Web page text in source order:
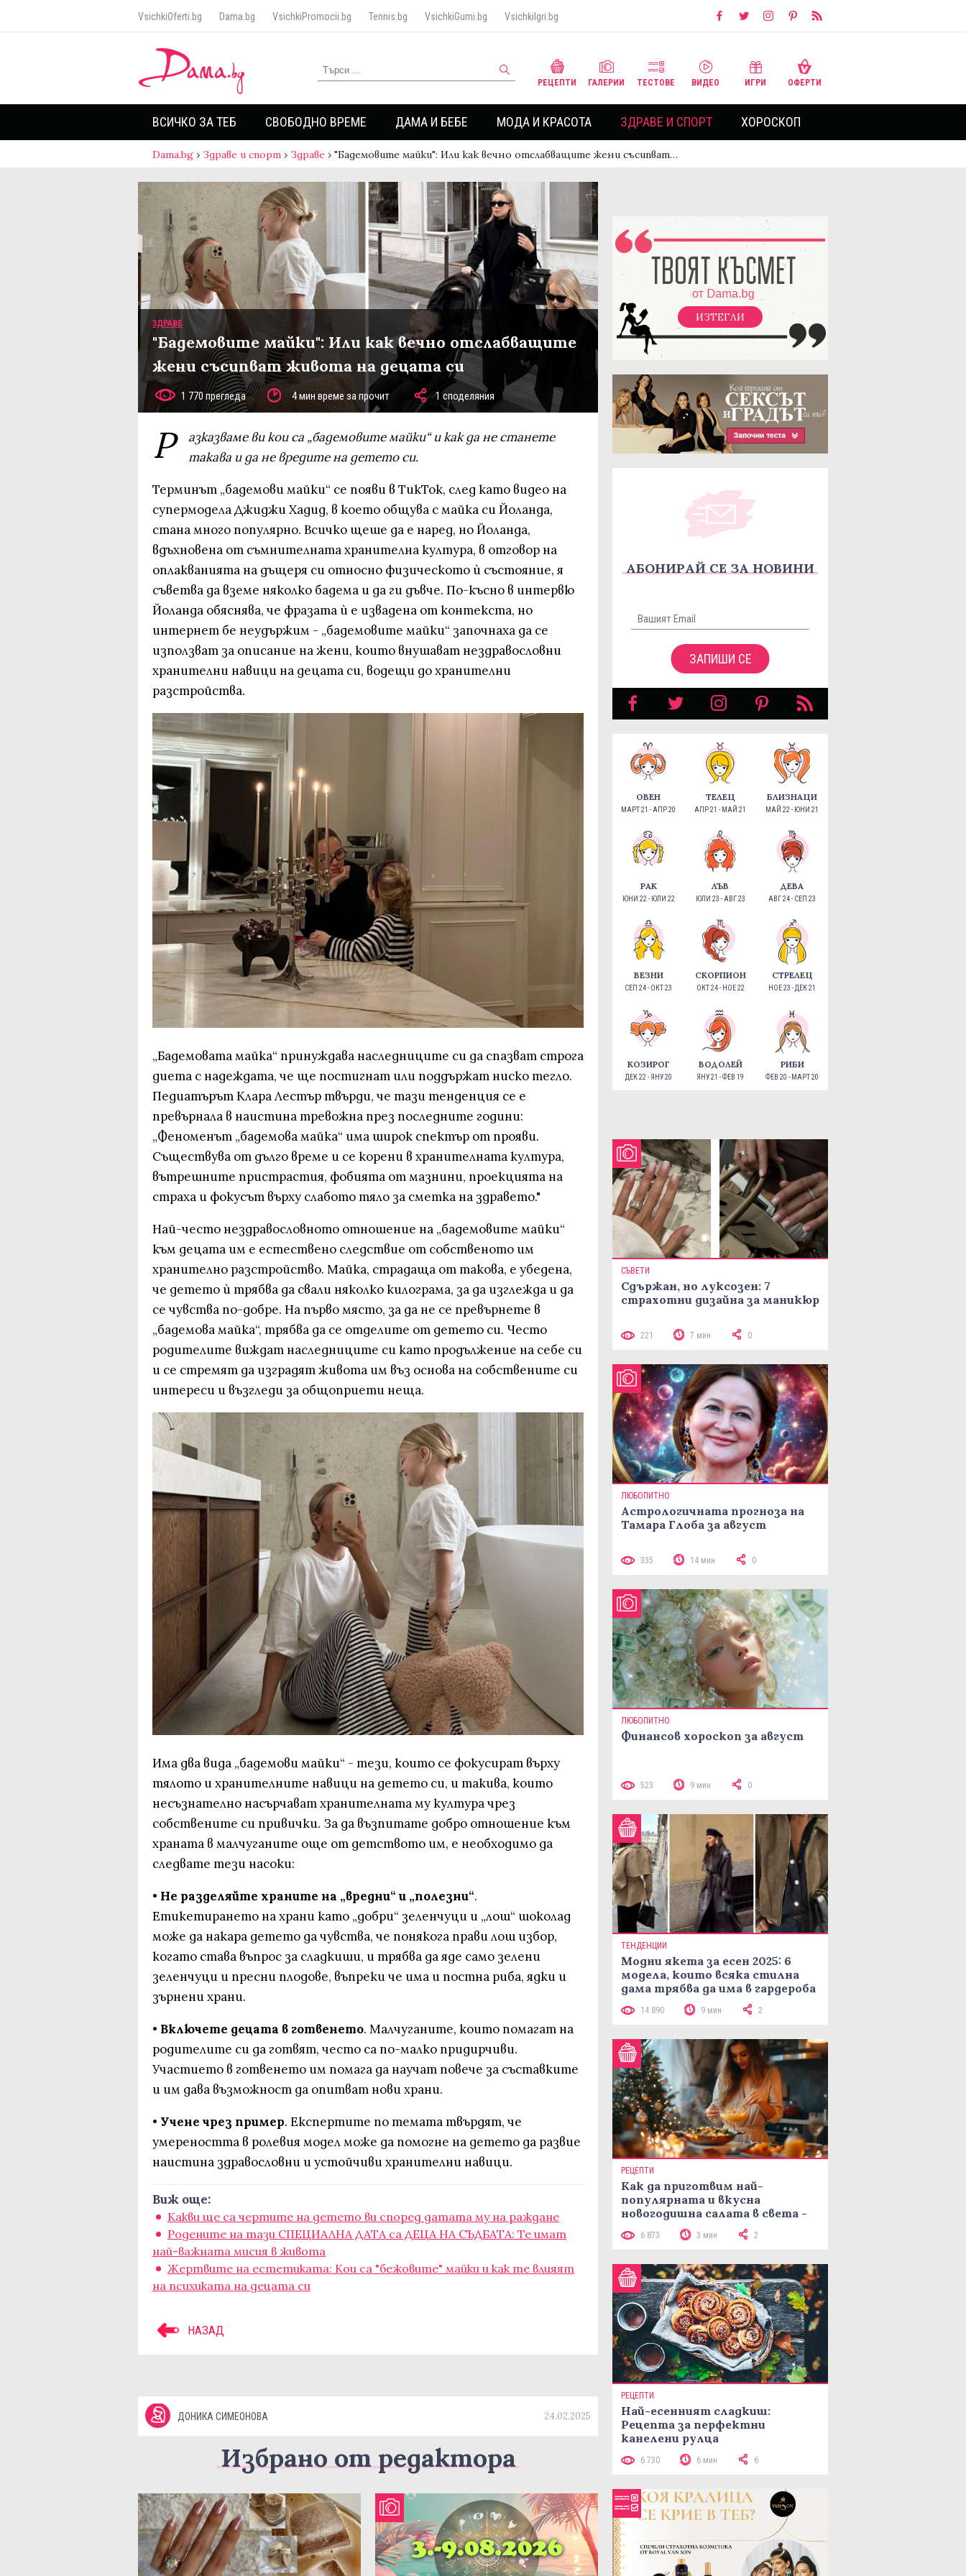
VsichkiOferti.bg Dama.bg VsichkiPromocii.bg Tennis.bg VsichkiGumi.bg VsichkiIgri.bg
РЕЦЕПТИ ГАЛЕРИИ ТЕСТОВЕ ВИДЕО ИГРИ ОФЕРТИ
ВСИЧКО ЗА ТЕБ СВОБОДНО ВРЕМЕ ДАМА И БЕБЕ МОДА И КРАСОТА ЗДРАВЕ И СПОРТ ХОРОСКОП
Dama.bg › Здраве и спорт › Здраве › "Бадемовите майки": Или как вечно отслабващите жени съсипват…
ЗДРАВЕ
"Бадемовите майки": Или как вечно отслабващите
жени съсипват живота на децата си
1 770 прегледа 4 мин време за прочит 1 споделяния
Р
азказваме ви кои са „бадемовите майки“ и как да не станете
такава и да не вредите на детето си.
Терминът „бадемови майки“ се появи в ТикТок, след като видео на
супермодела Джиджи Хадид, в което общува с майка си Йоланда,
стана много популярно. Всичко щеше да е наред, но Йоланда,
вдъхновена от съмнителната хранителна култура, в отговор на
оплакванията на дъщеря си относно физическото ѝ състояние, я
съветва да вземе няколко бадема и да ги дъвче. По-късно в интервю
Йоланда обяснява, че фразата ѝ е извадена от контекста, но
интернет бе неудържим - „бадемовите майки“ започнаха да се
използват за описание на жени, които внушават нездравословни
хранителни навици на децата си, водещи до хранителни
разстройства.
„Бадемовата майка“ принуждава наследниците си да спазват строга
диета с надеждата, че ще постигнат или поддържат ниско тегло.
Педиатърът Клара Лестър твърди, че тази тенденция се е
превърнала в наистина тревожна през последните години:
„Феноменът „бадемова майка“ има широк спектър от прояви.
Съществува от дълго време и се корени в хранителната култура,
вътрешните пристрастия, фобията от мазнини, проекцията на
страха и фокусът върху слабото тяло за сметка на здравето."
Най-често нездравословното отношение на „бадемовите майки“
към децата им е естествено следствие от собственото им
хранително разстройство. Майка, страдаща от такова, е убедена,
че детето ѝ трябва да свали няколко килограма, за да изглежда и да
се чувства по-добре. На първо място, за да не се превърнете в
„бадемова майка“, трябва да се отделите от детето си. Често
родителите виждат наследниците си като продължение на себе си
и се стремят да изградят живота им въз основа на собствените си
интереси и възгледи за общоприети неща.
Има два вида „бадемови майки“ - тези, които се фокусират върху
тялото и хранителните навици на детето си, и такива, които
несъзнателно насърчават хранителната му култура чрез
собствените си привички. За да възпитате добро отношение към
храната в малчуганите още от детството им, е необходимо да
следвате тези насоки:
• Не разделяйте храните на „вредни“ и „полезни“.
Етикетирането на храни като „добри“ зеленчуци и „лош“ шоколад
може да накара детето да чувства, че понякога прави лош избор,
когато става въпрос за сладкиши, и трябва да яде само зелени
зеленчуци и пресни плодове, въпреки че има и постна риба, ядки и
зърнени храни.
• Включете децата в готвенето. Малчуганите, които помагат на
родителите си да готвят, често са по-малко придирчиви.
Участието в готвенето им помага да научат повече за съставките
и им дава възможност да опитват нови храни.
• Учене чрез пример. Експертите по темата твърдят, че
умереността в ролевия модел може да помогне на детето да развие
наистина здравословни и устойчиви хранителни навици.
Виж още:
Какви ще са чертите на детето ви според датата му на раждане
Родените на тази СПЕЦИАЛНА ДАТА са ДЕЦА НА СЪДБАТА: Те имат
най-важната мисия в живота
Жертвите на естетиката: Kои са "бежовите" майки и как те влияят
на психиката на децата си
НАЗАД
ДОНИКА СИМЕОНОВА 24.02.2025
Избрано от редактора
ИЗТЕГЛИ
АБОНИРАЙ СЕ ЗА НОВИНИ
ЗАПИШИ СЕ
ОВЕН
МАРТ 21 - АПР 20
ТЕЛЕЦ
АПР 21 - МАЙ 21
БЛИЗНАЦИ
МАЙ 22 - ЮНИ 21
РАК
ЮНИ 22 - ЮЛИ 22
ЛЪВ
ЮЛИ 23 - АВГ 23
ДЕВА
АВГ 24 - СЕП 23
ВЕЗНИ
СЕП 24 - ОКТ 23
СКОРПИОН
ОКТ 24 - НОЕ 22
СТРЕЛЕЦ
НОЕ 23 - ДЕК 21
КОЗИРОГ
ДЕК 22 - ЯНУ 20
ВОДОЛЕЙ
ЯНУ 21 - ФЕВ 19
РИБИ
ФЕВ 20 - МАРТ 20
СЪВЕТИ
Сдържан, но луксозен: 7
страхотни дизайна за маникюр
221 7 мин 0
ЛЮБОПИТНО
Астрологичната прогноза на
Тамара Глоба за август
335 14 мин 0
ЛЮБОПИТНО
Финансов хороскоп за август
523 9 мин 0
ТЕНДЕНЦИИ
Модни якета за есен 2025: 6
модела, които всяка стилна
дама трябва да има в гардероба
14 890 9 мин 2
РЕЦЕПТИ
Как да приготвим най-
популярната и вкусна
новогодишна салата в света -
рецепта Мимоза
6 873 3 мин 2
РЕЦЕПТИ
Най-есенният сладкиш:
Рецепта за перфектни
канелени рулца
6 730 6 мин 6